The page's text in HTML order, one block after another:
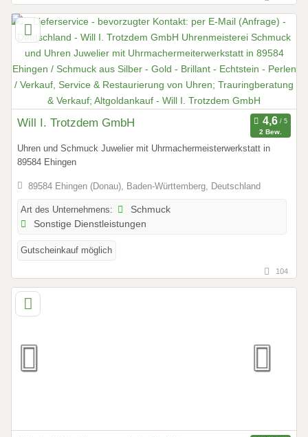
Will I. Trotzdem GmbH
2 Bew.
Uhren und Schmuck Juwelier mit Uhrmachermeisterwerkstatt in
89584 Ehingen
89584 Ehingen (Donau), Baden-Württemberg, Deutschland
Art des Unternehmens:
Schmuck
Sonstige Dienstleistungen
Gutscheinkauf möglich
104